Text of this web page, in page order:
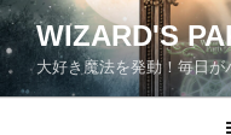
コ
ン
テ
ン
WIZARD'S
大好き魔法を発動！毎日が